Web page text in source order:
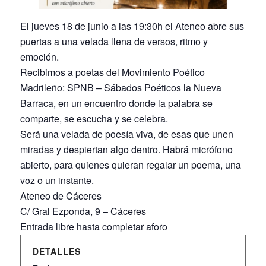
El jueves 18 de junio a las 19:30h el Ateneo abre sus
puertas a una velada llena de versos, ritmo y
emoción.
Recibimos a poetas del Movimiento Poético
Madrileño: SPNB – Sábados Poéticos la Nueva
Barraca, en un encuentro donde la palabra se
comparte, se escucha y se celebra.
Será una velada de poesía viva, de esas que unen
miradas y despiertan algo dentro. Habrá micrófono
abierto, para quienes quieran regalar un poema, una
voz o un instante.
Ateneo de Cáceres
C/ Gral Ezponda, 9 – Cáceres
Entrada libre hasta completar aforo
DETALLES